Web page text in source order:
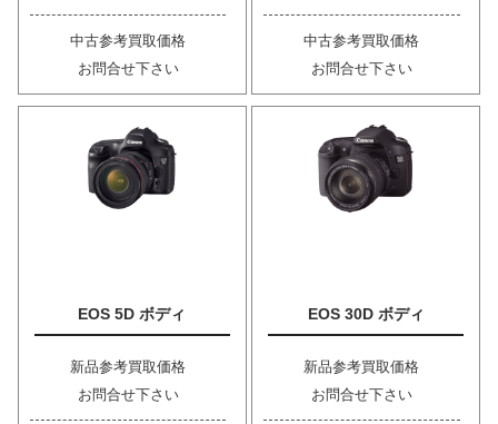
中古参考買取価格
お問合せ下さい
中古参考買取価格
お問合せ下さい
EOS 5D ボディ
新品参考買取価格
お問合せ下さい
EOS 30D ボディ
新品参考買取価格
お問合せ下さい